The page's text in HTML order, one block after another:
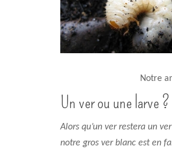
Notre
Un ver ou une larve ?
Alors qu’un ver restera un
notre gros ver blanc est en